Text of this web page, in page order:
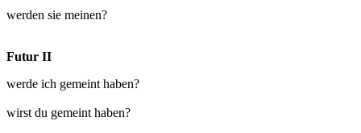
werden sie meinen?
Futur II
werde ich gemeint haben?
wirst du gemeint haben?